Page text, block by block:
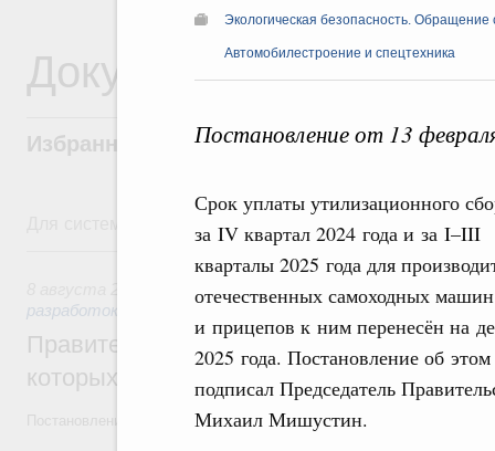
Экологическая безопасность. Обращение
Автомобилестроение и спецтехника
Постановление от 13
Срок уплаты утилизационного
за IV квартал 2024 года и за I–III
кварталы 2025 года для
отечественных самоходных машин
и прицепов к ним перенесён на
2025 года. Постановление об этом
подписал Председатель
Михаил Мишустин.
Документы
Избранные документы со справками к
Для системного поиска перейдите в раздел "Поиск по
8 августа, суббота
разработок
Правительство расширило перечень
которых освобождаются от НДФЛ
Постановление от 5 августа 2026 года №978